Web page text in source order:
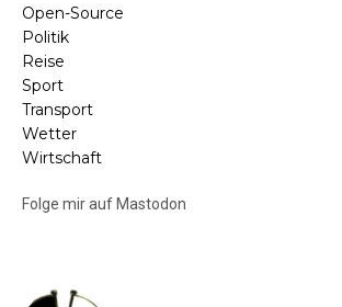
Open-Source
Politik
Reise
Sport
Transport
Wetter
Wirtschaft
Folge mir auf Mastodon